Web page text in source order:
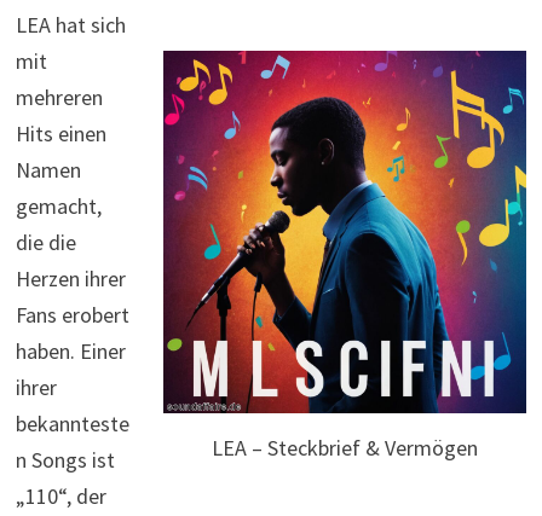
LEA – Steckbrief & Vermögen
LEA hat sich
mit
mehreren
Hits einen
Namen
gemacht,
die die
Herzen ihrer
Fans erobert
haben. Einer
ihrer
bekannteste
n Songs ist
„110“, der